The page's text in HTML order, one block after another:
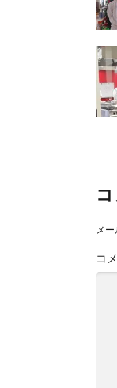
メ
コ